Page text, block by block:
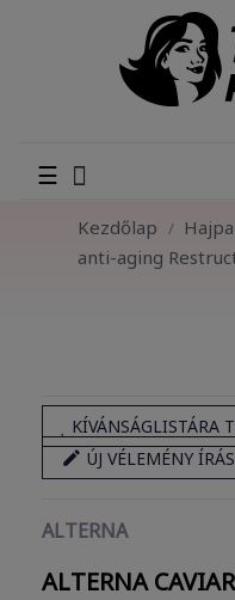
Toggle
☰
Kezdőlap
anti-aging
KÍVÁNSÁGLISTÁRA
 ÚJ VÉLEMÉNY
ALTERNA
ALTERNA